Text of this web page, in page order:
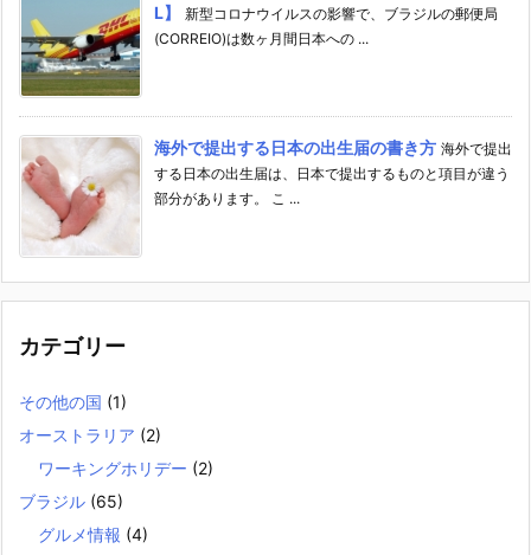
L】
新型コロナウイルスの影響で、ブラジルの郵便局
(CORREIO)は数ヶ月間日本への ...
海外で提出する日本の出生届の書き方 海外で提出
する日本の出生届は、日本で提出するものと項目が違う
部分があります。 こ ...
カテゴリー
その他の国 (1)
オーストラリア (2)
ワーキングホリデー (2)
ブラジル (65)
グルメ情報 (4)